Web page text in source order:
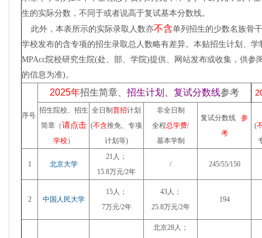
生的实际分数，不同于或者说高于复试基本分数线。
此外，本表所示的实际录取人数亦不含单列招生的少数名族骨
学校发布的含专项的招生录取总人数略有差异。本贴招生计划、
MPAcc院校研究生院(处、部、学院)提供、网站发布或收集，供参
的信息为准)。
序号
2025年招生简章、 招生计划、复试分数线参考
招生院校、招生
简章（请点击
学校）
全日制 普招计划
(不含推免、专项
计划等)
非全日制
全程总学费/
基本学制
复试分数线
参
考
(
1 北京大学
21人；
15.8万元/2年
/ 245/55/150
2 中国人民大学
15人；
7万元/2年
43人；
25.8万元/2年
194
北京28人；